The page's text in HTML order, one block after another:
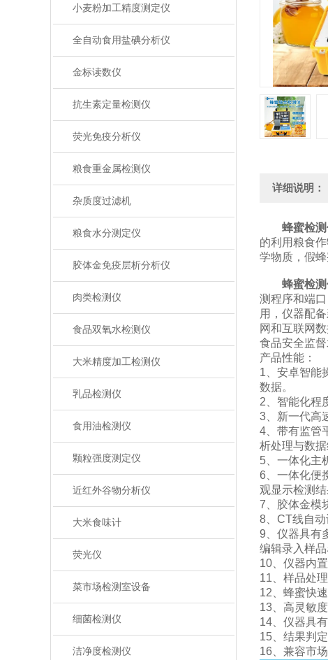
小麦粉加工精度测定仪
全自动食用盐碘分析仪
金标读数仪
抗生素定量检测仪
荧光免疫分析仪
粮食重金属检测仪
杂质度过滤机
粮食水分测定仪
胶体金免疫层析分析仪
肉类检测仪
食品双氧水检测仪
大米精度加工检测仪
乳品检测仪
食用油检测仪
颗粒强度测定仪
近红外谷物分析仪
大米食味计
荧光仪
菜市场检测室设备
细菌检测仪
洁净度检测仪
详细说明：
蜂蜜检
的利用粮食
学物质，假
蜂蜜检
测程序和端
用，仪器配
网和互联网
食品安全监督
产品性能：
1、安卓智能
数据。
2、智能化程
3、新一代高
4、带有监管
析处理与数
5、一体化主
6、一体化便
观显示检测结
7、胶体金模
8、CT线自动
9、仪器具有
编辑录入样
10、仪器内
11、样品处
12、蜂蜜快
13、高灵敏
14、仪器具
15、结果判
16、兼容市